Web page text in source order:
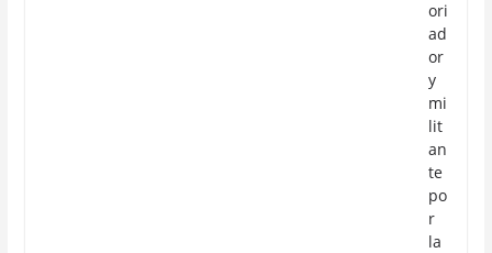
ori
ad
or
y
mi
lit
an
te
po
r
la